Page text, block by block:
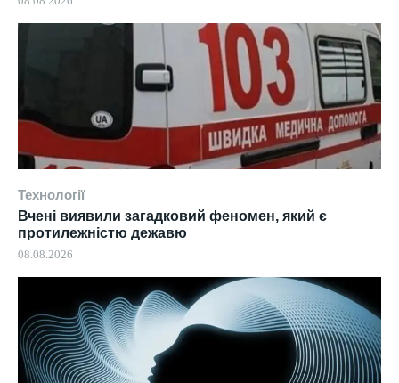
Технології
Вчені виявили загадковий феномен, який є
протилежністю дежавю
08.08.2026